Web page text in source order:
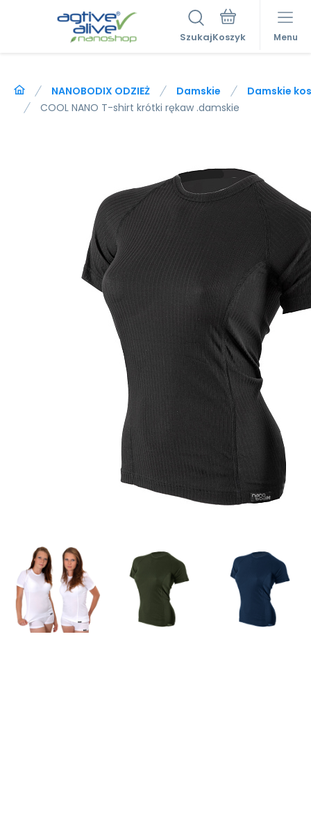
Szukaj Menu
NANOBODIX ODZIEŻ Damskie
Damskie
COOL NANO T-shirt krótki rękaw .damskie